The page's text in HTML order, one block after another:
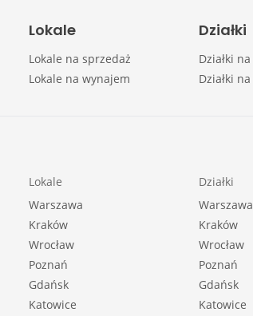
Lokale
Lokale na sprzedaż
Lokale na wynajem
Działki
Działki
Działki
Lokale
Warszawa
Kraków
Wrocław
Poznań
Gdańsk
Katowice
Działki
Warszawa
Kraków
Wrocław
Poznań
Gdańsk
Katowice